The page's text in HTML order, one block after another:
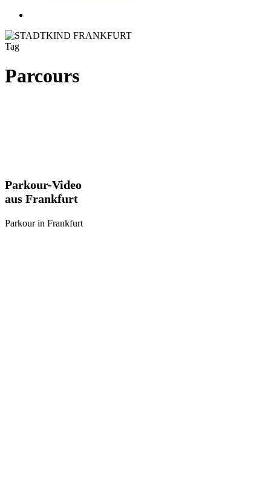
Tag
Parcours
Parkour-
Video
aus
Parkour-Video
aus Frankfurt
Parkour in Frankfurt